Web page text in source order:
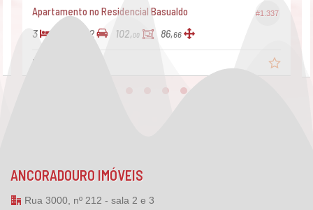
#1.337
Apartamento no Residencial Basualdo
3 2 102, 00 86,66
R$ 1.600.000,
ANCORADOURO IMÓVEIS
Rua 3000, nº 212 - sala 2 e 3